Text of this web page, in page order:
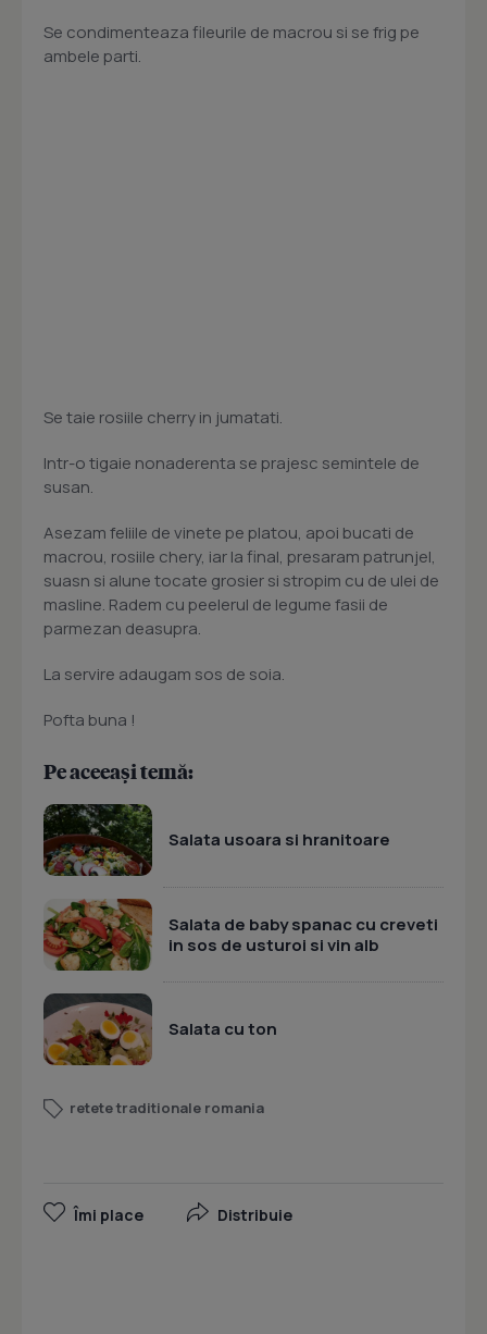
Se condimenteaza fileurile de macrou si se frig pe
ambele parti.
Se taie rosiile cherry in jumatati.
Intr-o tigaie nonaderenta se prajesc semintele de
susan.
Asezam feliile de vinete pe platou, apoi bucati de
macrou, rosiile chery, iar la final, presaram patrunjel,
suasn si alune tocate grosier si stropim cu de ulei de
masline. Radem cu peelerul de legume fasii de
parmezan deasupra.
La servire adaugam sos de soia.
Pofta buna !
Pe aceeași temă:
Salata usoara si hranitoare
Salata de baby spanac cu creveti
in sos de usturoi si vin alb
Salata cu ton
retete traditionale romania
Îmi place Distribuie